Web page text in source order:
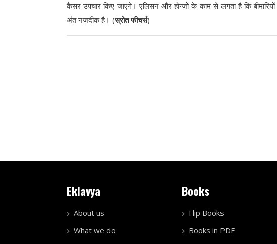
कैंसर उपचार किए जाएंगे। एलिसन और होन्जो के काम से लगता है कि
अंत नज़दीक है। (स्रोत फीचर्स)
Eklavya
About us
What we do
Books
Flip Books
Books in PDF